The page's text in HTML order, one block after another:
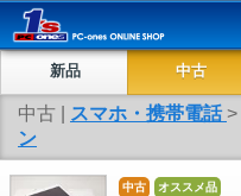
新品 中古
中古 | スマホ・携帯電話 >
ン
中古 オススメ品